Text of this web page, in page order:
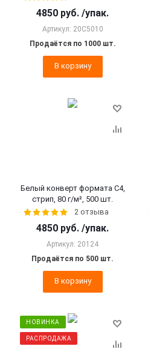
4850 руб. /упак.
Артикул: 20C5010
Продаётся по 1000 шт.
В корзину
Белый конверт формата С4,
стрип, 80 г/м², 500 шт.
2 отзыва
4850 руб. /упак.
Артикул: 20124
Продаётся по 500 шт.
В корзину
НОВИНКА
РАСПРОДАЖА